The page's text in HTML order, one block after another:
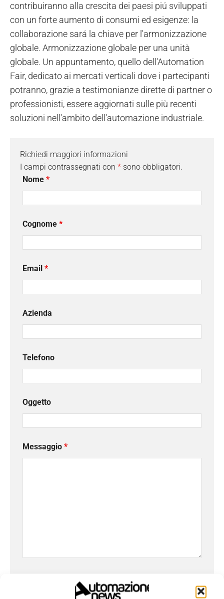
contribuiranno alla crescita dei paesi piú sviluppati
con un forte aumento di consumi ed esigenze: la
collaborazione sará la chiave per l'armonizzazione
globale. Armonizzazione globale per una unità
globale. Un appuntamento, quello dell'Automation
Fair, dedicato ai mercati verticali dove i partecipanti
potranno, grazie a testimonianze dirette di partner o
professionisti, essere aggiornati sulle più recenti
soluzioni nell'ambito dell'automazione industriale.
Richiedi maggiori informazioni
I campi contrassegnati con * sono obbligatori.
Nome *
Cognome *
Email *
Azienda
Telefono
Oggetto
Messaggio *
Ho letto e compreso l'Informativa sulla Privacy